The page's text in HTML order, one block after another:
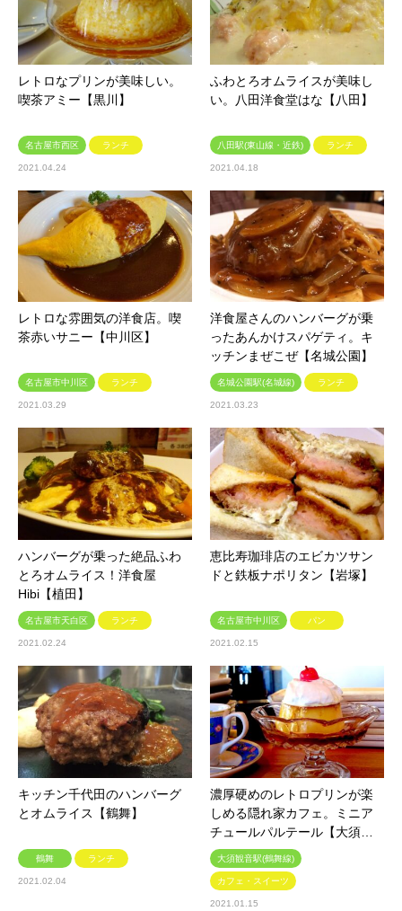
レトロなプリンが美味しい。
喫茶アミー【黒川】
名古屋市西区 ランチ
2021.04.24
ふわとろオムライスが美味し
い。八田洋食堂はな【八田】
八田駅(東山線・近鉄) ランチ
2021.04.18
レトロな雰囲気の洋食店。喫
茶赤いサニー【中川区】
名古屋市中川区 ランチ
2021.03.29
洋食屋さんのハンバーグが乗
ったあんかけスパゲティ。キ
ッチンまぜこぜ【名城公園】
名城公園駅(名城線) ランチ
2021.03.23
ハンバーグが乗った絶品ふわ
とろオムライス！洋食屋
Hibi【植田】
名古屋市天白区 ランチ
2021.02.24
恵比寿珈琲店のエビカツサン
ドと鉄板ナポリタン【岩塚】
名古屋市中川区 パン
2021.02.15
キッチン千代田のハンバーグ
とオムライス【鶴舞】
鶴舞 ランチ
2021.02.04
濃厚硬めのレトロプリンが楽
しめる隠れ家カフェ。ミニア
チュールパルテール【大須…
大須観音駅(鶴舞線)
カフェ・スイーツ
2021.01.15